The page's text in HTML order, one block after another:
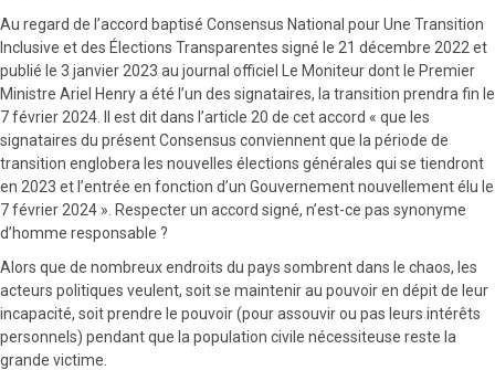
Au regard de l’accord baptisé Consensus National pour Une Transition
Inclusive et des Élections Transparentes signé le 21 décembre 2022 et
publié le 3 janvier 2023 au journal officiel Le Moniteur dont le Premier
Ministre Ariel Henry a été l’un des signataires, la transition prendra fin le
7 février 2024. Il est dit dans l’article 20 de cet accord « que les
signataires du présent Consensus conviennent que la période de
transition englobera les nouvelles élections générales qui se tiendront
en 2023 et l’entrée en fonction d’un Gouvernement nouvellement élu le
7 février 2024 ». Respecter un accord signé, n’est-ce pas synonyme
d’homme responsable ?
Alors que de nombreux endroits du pays sombrent dans le chaos, les
acteurs politiques veulent, soit se maintenir au pouvoir en dépit de leur
incapacité, soit prendre le pouvoir (pour assouvir ou pas leurs intérêts
personnels) pendant que la population civile nécessiteuse reste la
grande victime.